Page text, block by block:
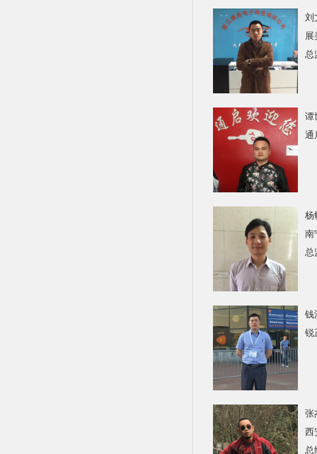
刘
总
谭
通
杨
南
总
钱
锐
张
西
总